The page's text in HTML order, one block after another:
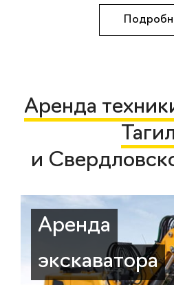
Аренда
и
Аренда
экскаватора